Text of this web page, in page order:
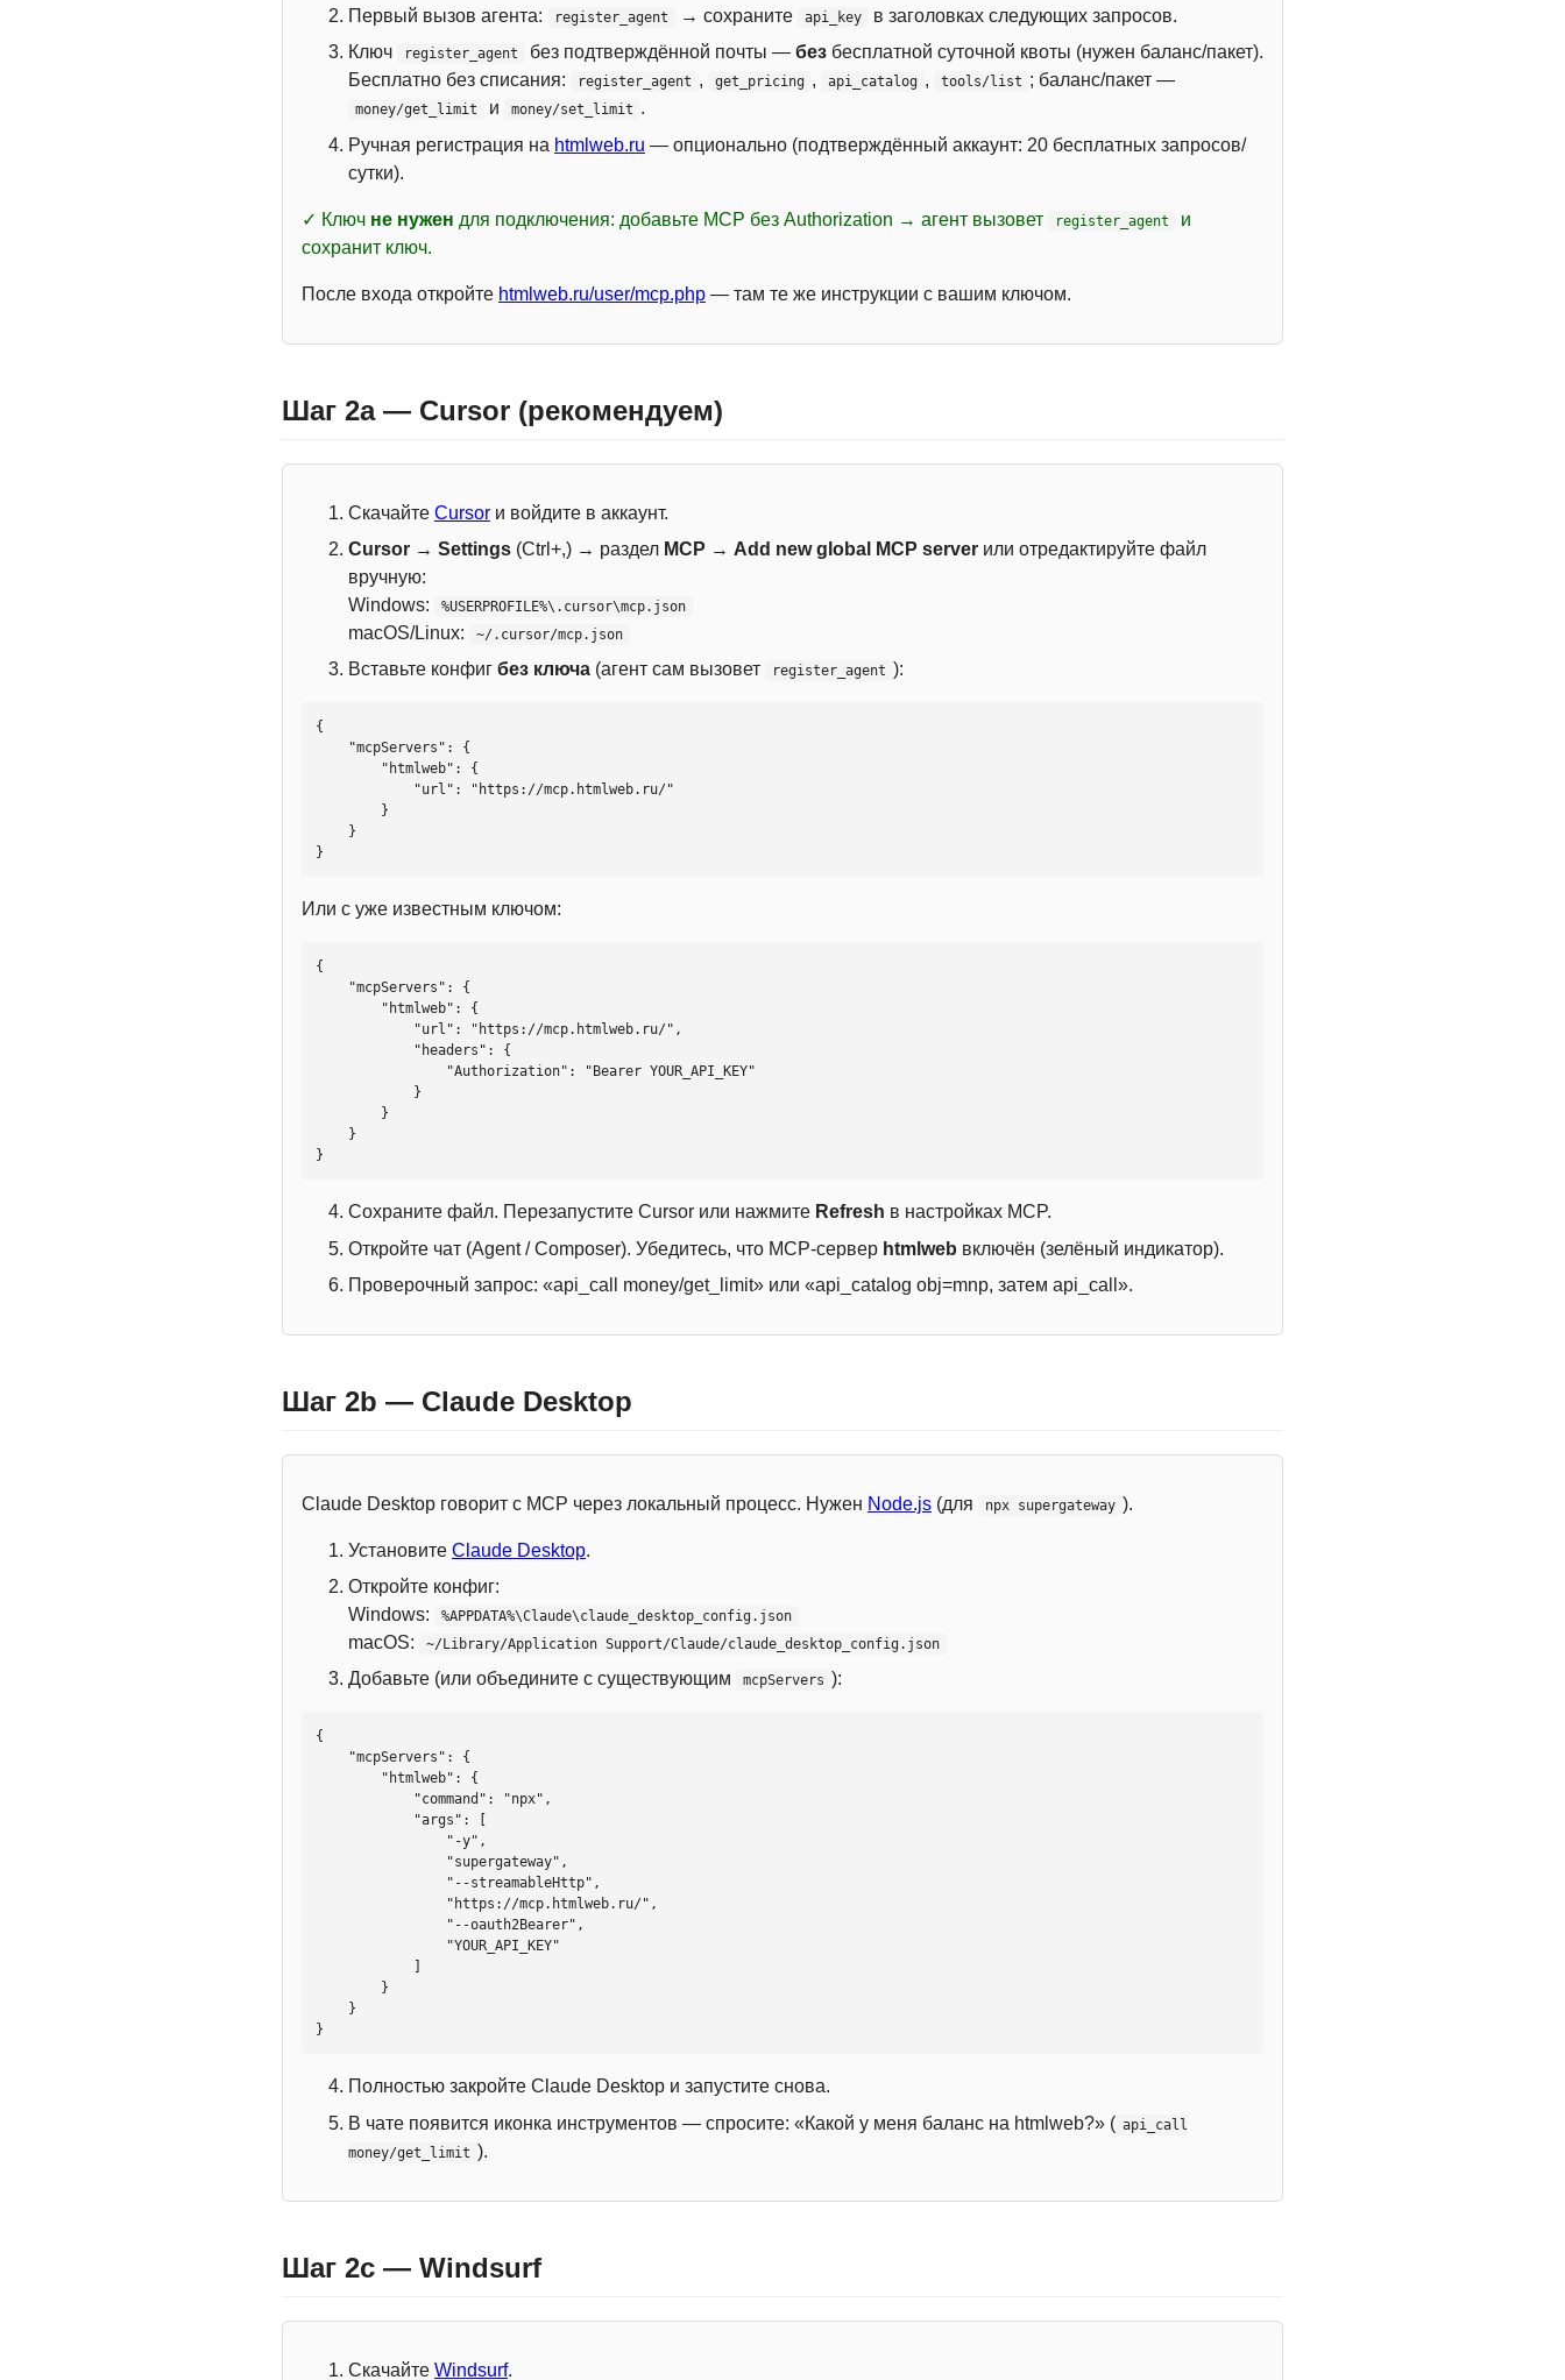
Первый вызов агента:
register_agent → сохраните api_key
в заголовках следующих запросов.
Ключ
register_agent без подтверждённой почты — без бесплатной суточной квоты (нужен баланс/пакет).
Бесплатно без списания:
register_agent , get_pricing , api_catalog , tools/list ; баланс/пакет —
money/get_limit и money/set_limit .
Ручная регистрация на htmlweb.ru — опционально (подтверждённый аккаунт: 20 бесплатных запросов/
сутки).
✓ Ключ не нужен для подключения: добавьте MCP без Authorization → агент вызовет register_agent
и
сохранит ключ.
После входа откройте htmlweb.ru/user/mcp.php — там те же инструкции с вашим ключом.
Шаг 2a — Cursor (рекомендуем)
Скачайте Cursor и войдите в аккаунт.
Cursor → Settings (Ctrl+,) → раздел MCP → Add new global MCP server или отредактируйте файл
вручную:
Windows:
%USERPROFILE%\.cursor\mcp.json
macOS/Linux: ~/.cursor/mcp.json
Вставьте конфиг без ключа (агент сам вызовет register_agent ):
{
}
Или с уже известным ключом:
{
}
Сохраните файл. Перезапустите Cursor или нажмите Refresh в настройках MCP.
Откройте чат (Agent / Composer). Убедитесь, что MCP-сервер htmlweb включён (зелёный индикатор).
Проверочный запрос: «api_call money/get_limit» или «api_catalog obj=mnp, затем api_call».
Шаг 2b — Claude Desktop
Claude Desktop говорит с MCP через локальный процесс. Нужен Node.js (для npx supergateway ).
Установите Claude Desktop.
Откройте конфиг:
Windows:
%APPDATA%\Claude\claude_desktop_config.json
macOS: ~/Library/Application Support/Claude/claude_desktop_config.json
Добавьте (или объедините с существующим mcpServers ):
{
}
Полностью закройте Claude Desktop и запустите снова.
В чате появится иконка инструментов — спросите: «Какой у меня баланс на htmlweb?» ( api_call
money/get_limit ).
Шаг 2c — Windsurf
Скачайте Windsurf.